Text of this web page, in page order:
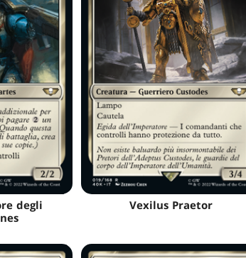
degli
Vexilus Praetor